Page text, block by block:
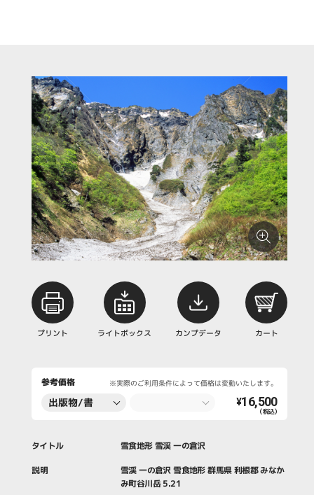
プリント ライトボックス カンプデータ カート
参考価格 ※実際のご利用条件によって価格は変動いたします。
出版物/書
¥16,500
（税込）
タイトル 雪食地形 雪渓 一の倉沢
説明
雪渓 一の倉沢 雪食地形 群馬県 利根郡 みなか
み町谷川岳 5.21